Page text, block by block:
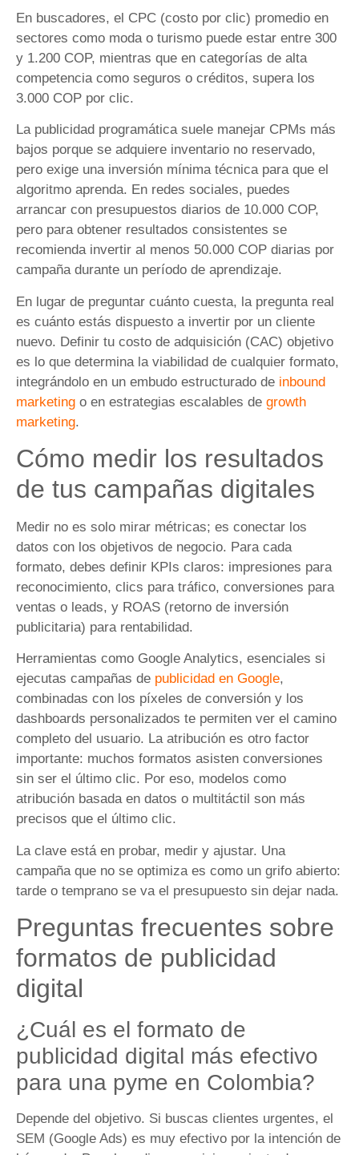
En buscadores, el CPC (costo por clic) promedio en
sectores como moda o turismo puede estar entre 300
y 1.200 COP, mientras que en categorías de alta
competencia como seguros o créditos, supera los
3.000 COP por clic.
La publicidad programática suele manejar CPMs más
bajos porque se adquiere inventario no reservado,
pero exige una inversión mínima técnica para que el
algoritmo aprenda. En redes sociales, puedes
arrancar con presupuestos diarios de 10.000 COP,
pero para obtener resultados consistentes se
recomienda invertir al menos 50.000 COP diarias por
campaña durante un período de aprendizaje.
En lugar de preguntar cuánto cuesta, la pregunta real
es cuánto estás dispuesto a invertir por un cliente
nuevo. Definir tu costo de adquisición (CAC) objetivo
es lo que determina la viabilidad de cualquier formato,
integrándolo en un embudo estructurado de inbound
marketing o en estrategias escalables de growth
marketing.
Cómo medir los resultados
de tus campañas digitales
Medir no es solo mirar métricas; es conectar los
datos con los objetivos de negocio. Para cada
formato, debes definir KPIs claros: impresiones para
reconocimiento, clics para tráfico, conversiones para
ventas o leads, y ROAS (retorno de inversión
publicitaria) para rentabilidad.
Herramientas como Google Analytics, esenciales si
ejecutas campañas de publicidad en Google,
combinadas con los píxeles de conversión y los
dashboards personalizados te permiten ver el camino
completo del usuario. La atribución es otro factor
importante: muchos formatos asisten conversiones
sin ser el último clic. Por eso, modelos como
atribución basada en datos o multitáctil son más
precisos que el último clic.
La clave está en probar, medir y ajustar. Una
campaña que no se optimiza es como un grifo abierto:
tarde o temprano se va el presupuesto sin dejar nada.
Preguntas frecuentes sobre
formatos de publicidad
digital
¿Cuál es el formato de
publicidad digital más efectivo
para una pyme en Colombia?
Depende del objetivo. Si buscas clientes urgentes, el
SEM (Google Ads) es muy efectivo por la intención de